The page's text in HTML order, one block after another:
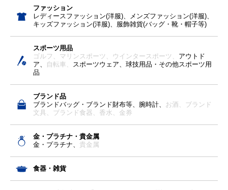
ファッション
レディースファッション(洋服)、メンズファッション(洋服)、
キッズファッション(洋服)、服飾雑貨(バッグ・靴・帽子等)
スポーツ用品
ゴルフ、 マリンスポーツ、 ウインタースポーツ、 アウトド
ア、
自転車、
スポーツウェア、球技用品・その他スポーツ用
品
ブランド品
ブランドバッグ・ブランド財布等、腕時計、
お酒、 ブランド
文具、 ブランド食器、 香水、 金券
金・プラチナ・貴金属
金・プラチナ、 貴金属
食器・雑貨